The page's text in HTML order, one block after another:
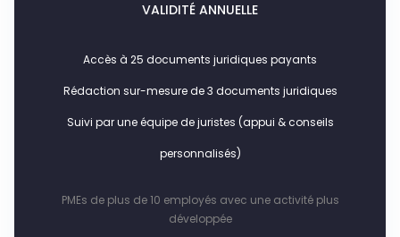
VALIDITÉ ANNUELLE
Accès à 25 documents juridiques payants
Rédaction sur-mesure de 3 documents juridiques
Suivi par une équipe de juristes (appui & conseils
personnalisés)
PMEs de plus de 10 employés avec une activité plus
développée